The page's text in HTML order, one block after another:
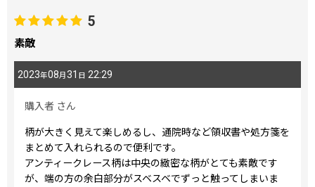
5
素敵
2023年08月31 日 22:29
購入者 さん
柄が大きく見えて楽しめるし、通院時など領収書や処方箋を
まとめて入れられるので便利です。
アンティークレース柄は中央の緻密な柄がとても素敵です
が、端の方の余白部分がスベスベでずっと触ってしまいま